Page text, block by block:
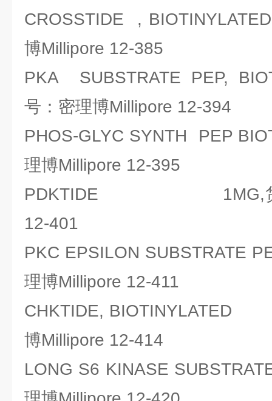
CROSSTIDE ,
博Millipore 12-385
PKA SUBSTRATE PEP,
号：密理博Millipore 12-394
PHOS-GLYC SYNTH PEP
理博Millipore 12-395
PDKTIDE 1MG,货号
12-401
PKC EPSILON SUBSTRATE
理博Millipore 12-411
CHKTIDE, BIOTINYLATED
博Millipore 12-414
LONG S6 KINASE